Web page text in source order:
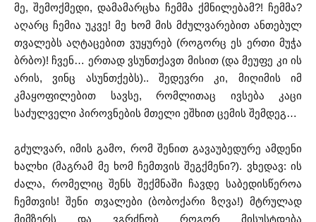
მე, შემოქმედი, დამამარცხა ჩემმა ქმნილებამ?! ჩემმა?
აღარც ჩემია უკვე! მე ხომ მის მძულვარებით ანთებულ
თვალებს აღტაცებით ვუყურებ (როგორც ეს ერთი მუჭა
ბრბო)! ჩვენ… ერთად ვსუნთქავთ მისით (და მეუფე კი ის
არის, ვინც ასუნთქებს).. შედევრი კი, მიღიმის იმ
კმაყოფილებით სავსე, რომლითაც ივსება კაცი
საძულველი პიროვნების მთელი ეშხით ცემის შემდეგ…
გძულვარ, იმის გამო, რომ შენით გავაუბედურე ამდენი
ხალხი (მაგრამ მე ხომ ჩემთვის შეგქმენი?). ვხედავ: ის
ძალა, რომელიც შენს შექმნაში ჩავდე საბედისწეროა
ჩემთვის! შენი თვალები (ბობოქარი ზღვა!) მტრულად
მიმზერს და ვგრძნობ როგორ მისუსტდება